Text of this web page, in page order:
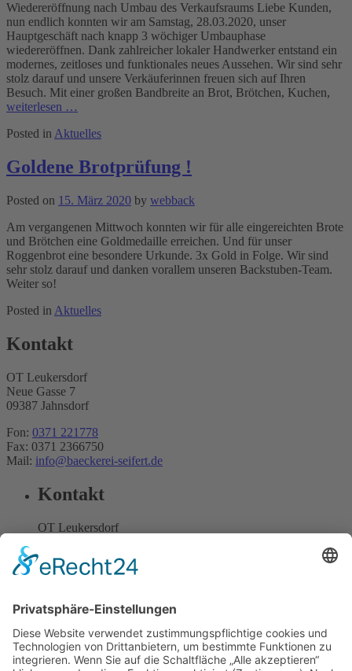
Wiedereröffnung nach Umbau des Verkaufsraums Liebe Kunden,
nun endlich konnten wir am Samstag, 28.03.2020, unser
Hauptgeschäft nach knapp 3 wöchiger Umbauphase
wiedereröffnen. Dank zahlreicher lokaler Handwerker entstand ein
modernes, zeitloses und funktionales neues Aussehen. Wir sind sehr
stolz darauf und unsere Verkäuferinnen freuen sich auf Ihren
Besuch. Mit einer großen Bandbreite an Brot, Brötchen, Kuchen,
weiterlesen …
Posted inAktuelles
Goldene Brotprüfung !
Posted on 15. März 2020 by webback
Am vergangenen Mittwoch konnten wir für alle eingereichten Brote
und Brötchen eine Goldmedaille erreichen. Und für unser
Roggenbrot eine besondere Urkunde. 3x Gold in Folge. Wir sind
sehr stolz darauf und danken vorallem unseren Backstuben-Team.
Weiter so!
Posted in Aktuelles
Kontakt
OT Leukersdorf
Neue Gasse 7
09387 Jahnsdorf
Fon: 0371 221778
Fax: 0371 2366750
Mail: info@baeckerei-seifert.de
Kontakt
OT Leukersdorf
09387 Jahnsdorf
Mail:info@baeckerei-seifert.de
Informationen